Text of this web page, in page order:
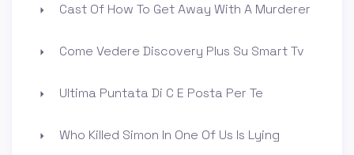
Cast Of How To Get Away With A Murderer
Come Vedere Discovery Plus Su Smart Tv
Ultima Puntata Di C E Posta Per Te
Who Killed Simon In One Of Us Is Lying